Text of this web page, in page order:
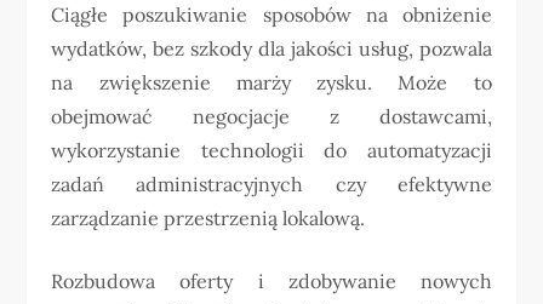
Ciągłe poszukiwanie sposobów na obniżenie
wydatków, bez szkody dla jakości usług, pozwala
na zwiększenie marży zysku. Może to
obejmować negocjacje z dostawcami,
wykorzystanie technologii do automatyzacji
zadań administracyjnych czy efektywne
zarządzanie przestrzenią lokalową.
Rozbudowa oferty i zdobywanie nowych